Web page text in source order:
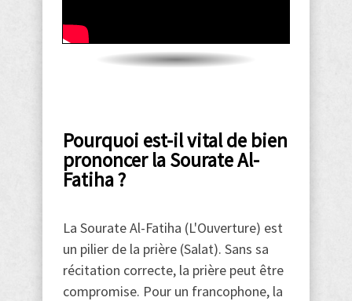
Pourquoi est-il vital de bien
prononcer la Sourate Al-
Fatiha ?
La Sourate Al-Fatiha (L'Ouverture) est
un pilier de la prière (Salat). Sans sa
récitation correcte, la prière peut être
compromise. Pour un francophone, la